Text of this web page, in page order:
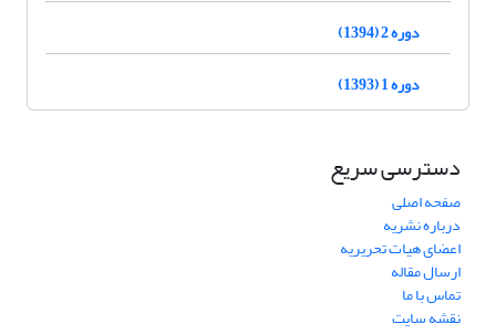
دوره 2 (1394)
دوره 1 (1393)
دسترسی سریع
صفحه اصلی
درباره نشریه
اعضای هیات تحریریه
ارسال مقاله
تماس با ما
نقشه سایت